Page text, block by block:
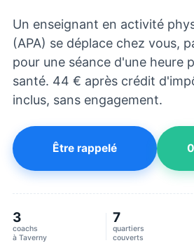
Un enseignant en activité
(APA) se déplace chez vous,
pour une séance d'une heure
santé. 44 € après crédit
inclus, sans engagement.
Être rappelé
3
coachs
à Taverny
7
quartiers
couverts